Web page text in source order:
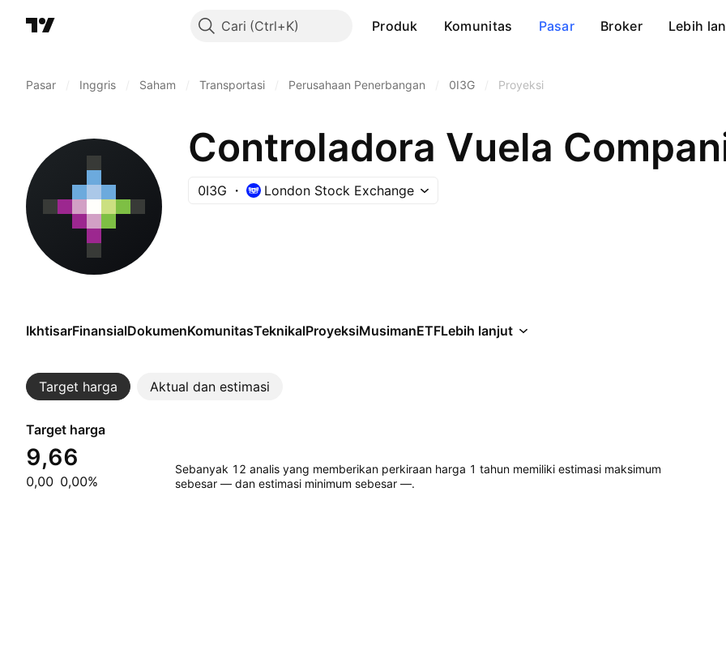
Cari Produk Komunitas Pasar Broker Lebih
Pasar Inggris Saham Transportasi Perusahaan Penerbangan 0I3G Proyeksi
0I3G London Stock Exchange
IkhtisarFinansialDokumenKomunitasTeknikalProyeksiMusimanETFLebih lanjut
Target harga Aktual dan estimasi
Target harga
9,66
0,00 0,00%
Sebanyak 12 analis yang memberikan perkiraan harga 1 tahun memiliki estimasi maksimum
sebesar — dan estimasi minimum sebesar —.